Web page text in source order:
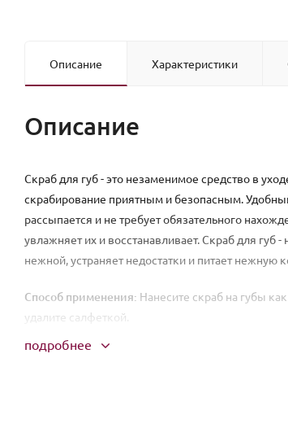
Описание Характеристики
Описание
Скраб для губ - это незаменимое средство в
скрабирование приятным и безопасным.
рассыпается и не требует обязательного
увлажняет их и восстанавливает. Скраб для
нежной, устраняет недостатки и питает нежную
Способ применения: Нанесите скраб на губы
удалите салфеткой.
Состав:Paraffinum Liquidum, Sucrose, Ceresin,
подробнее